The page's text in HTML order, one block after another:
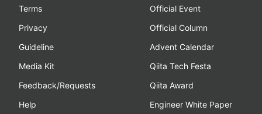
Terms
Privacy
Guideline
Media Kit
Feedback/Requests
Help
Official Event
Official Column
Advent Calendar
Qiita Tech Festa
Qiita Award
Engineer White Paper